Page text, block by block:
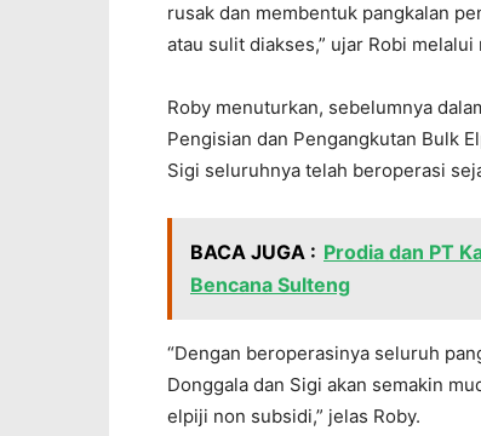
rusak dan membentuk pangkalan
atau sulit diakses,” ujar Robi
Roby menuturkan, sebelumnya
Pengisian dan Pengangkutan Bulk
Sigi seluruhnya telah beroperasi
BACA JUGA : Prodia dan PT
Bencana Sulteng
“Dengan beroperasinya seluruh
Donggala dan Sigi akan semakin
elpiji non subsidi,” jelas Roby.